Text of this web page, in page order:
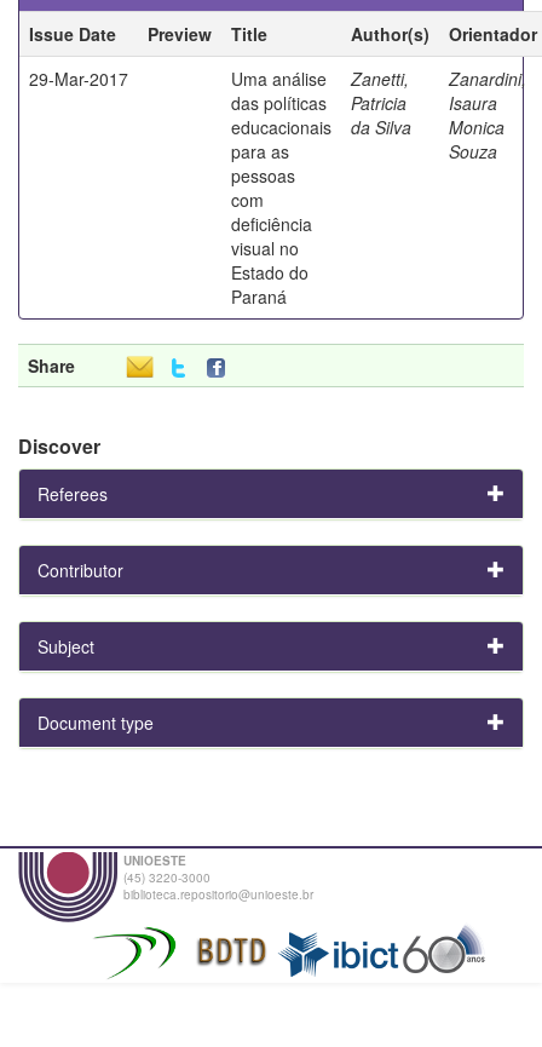
Issue Date
Preview Title Author(s)
Orientador
29-Mar-2017
Uma análise
das políticas
educacionais
para as
pessoas
com
deficiência
visual no
Estado do
Paraná
Zanetti,
Patricia
da Silva
Zanardini,
Isaura
Monica
Souza
Share
Discover
Referees
Contributor
Subject
Document type
UNIOESTE
(45) 3220-3000
biblioteca.repositorio@unioeste.br